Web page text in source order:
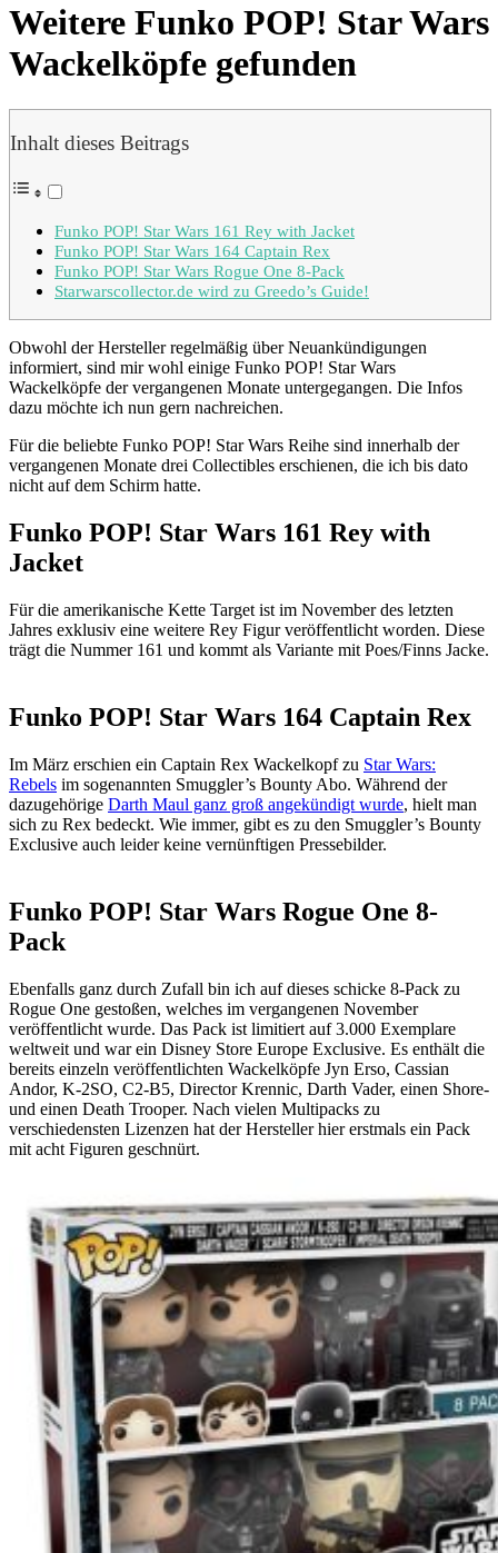
Weitere Funko POP! Star Wars
Wackelköpfe gefunden
Inhalt dieses Beitrags
Funko POP! Star Wars 161 Rey with Jacket
Funko POP! Star Wars 164 Captain Rex
Funko POP! Star Wars Rogue One 8-Pack
Starwarscollector.de wird zu Greedo’s Guide!
Obwohl der Hersteller regelmäßig über Neuankündigungen
informiert, sind mir wohl einige Funko POP! Star Wars
Wackelköpfe der vergangenen Monate untergegangen. Die Infos
dazu möchte ich nun gern nachreichen.
Für die beliebte Funko POP! Star Wars Reihe sind innerhalb der
vergangenen Monate drei Collectibles erschienen, die ich bis dato
nicht auf dem Schirm hatte.
Funko POP! Star Wars 161 Rey with
Jacket
Für die amerikanische Kette Target ist im November des letzten
Jahres exklusiv eine weitere Rey Figur veröffentlicht worden. Diese
trägt die Nummer 161 und kommt als Variante mit Poes/Finns Jacke.
Funko POP! Star Wars 164 Captain Rex
Im März erschien ein Captain Rex Wackelkopf zu Star Wars:
Rebels im sogenannten Smuggler’s Bounty Abo. Während der
dazugehörige Darth Maul ganz groß angekündigt wurde, hielt man
sich zu Rex bedeckt. Wie immer, gibt es zu den Smuggler’s Bounty
Exclusive auch leider keine vernünftigen Pressebilder.
Funko POP! Star Wars Rogue One 8-
Pack
Ebenfalls ganz durch Zufall bin ich auf dieses schicke 8-Pack zu
Rogue One gestoßen, welches im vergangenen November
veröffentlicht wurde. Das Pack ist limitiert auf 3.000 Exemplare
weltweit und war ein Disney Store Europe Exclusive. Es enthält die
bereits einzeln veröffentlichten Wackelköpfe Jyn Erso, Cassian
Andor, K-2SO, C2-B5, Director Krennic, Darth Vader, einen Shore-
und einen Death Trooper. Nach vielen Multipacks zu
verschiedensten Lizenzen hat der Hersteller hier erstmals ein Pack
mit acht Figuren geschnürt.